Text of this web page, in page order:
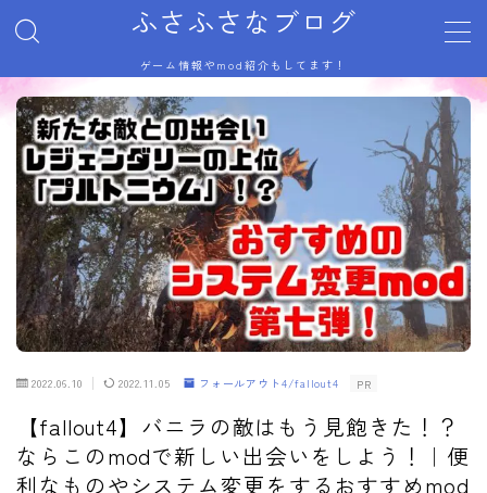
ふさふさなブログ
ゲーム情報やmod紹介もしてます！
MENU
サイトマップ
トップページ
プライバシーポリシー
利用規約／特定商取引法に基づく表記
有料記事の決済完了ページ
自己紹介
記事一覧
運営者情報
2022.06.10 2022.11.05 フォールアウト4/fallout4 PR
【fallout4】バニラの敵はもう見飽きた！？
ならこのmodで新しい出会いをしよう！｜便
利なものやシステム変更をするおすすめmod